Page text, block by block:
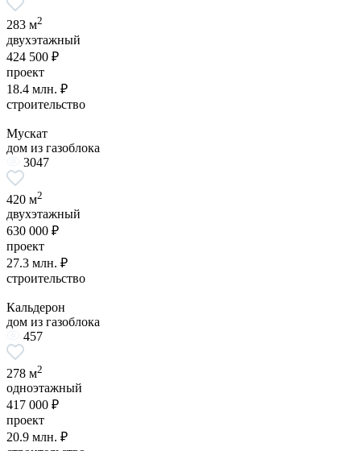
283 м2
двухэтажный
424 500 ₽
проект
18.4 млн. ₽
строительство
Мускат
дом из газоблока
3047
420 м2
двухэтажный
630 000 ₽
проект
27.3 млн. ₽
строительство
Кальдерон
дом из газоблока
457
278 м2
одноэтажный
417 000 ₽
проект
20.9 млн. ₽